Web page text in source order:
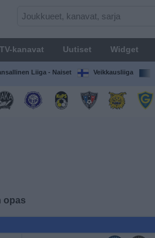
TV-kanavat Uutiset Widget
Liiga - Naiset Veikkausliiga
opas